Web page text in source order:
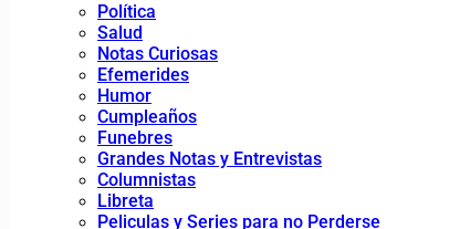
Política
Salud
Notas Curiosas
Efemerides
Humor
Cumpleaños
Funebres
Grandes Notas y Entrevistas
Columnistas
Libreta
Peliculas y Series para no Perderse